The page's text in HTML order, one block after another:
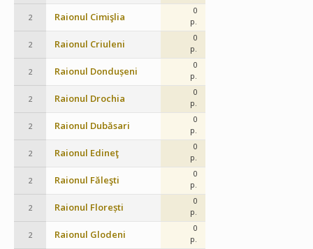
2 Raionul Cimişlia
0
p.
2 Raionul Criuleni
0
p.
2 Raionul Dondușeni
0
p.
2 Raionul Drochia
0
p.
2 Raionul Dubăsari
0
p.
2 Raionul Edineţ
0
p.
2 Raionul Făleşti
0
p.
2 Raionul Florești
0
p.
2 Raionul Glodeni
0
p.